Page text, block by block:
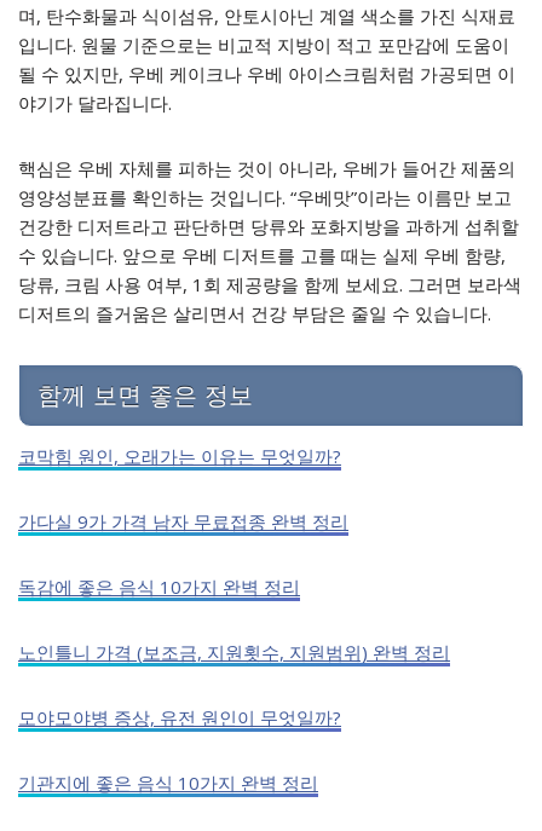
며, 탄수화물과 식이섬유, 안토시아닌 계열 색소를 가진 식재료
입니다. 원물 기준으로는 비교적 지방이 적고 포만감에 도움이
될 수 있지만, 우베 케이크나 우베 아이스크림처럼 가공되면 이
야기가 달라집니다.
핵심은 우베 자체를 피하는 것이 아니라, 우베가 들어간 제품의
영양성분표를 확인하는 것입니다. “우베맛”이라는 이름만 보고
건강한 디저트라고 판단하면 당류와 포화지방을 과하게 섭취할
수 있습니다. 앞으로 우베 디저트를 고를 때는 실제 우베 함량,
당류, 크림 사용 여부, 1회 제공량을 함께 보세요. 그러면 보라색
디저트의 즐거움은 살리면서 건강 부담은 줄일 수 있습니다.
함께 보면 좋은 정보
코막힘 원인, 오래가는 이유는 무엇일까?
가다실 9가 가격 남자 무료접종 완벽 정리
독감에 좋은 음식 10가지 완벽 정리
노인틀니 가격 (보조금, 지원횟수, 지원범위) 완벽 정리
모야모야병 증상, 유전 원인이 무엇일까?
기관지에 좋은 음식 10가지 완벽 정리